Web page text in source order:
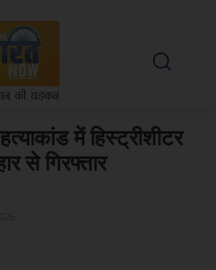
में हिस्ट्रीशीटर
से गिरफ्तार